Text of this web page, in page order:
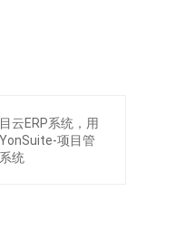
云ERP系统，用
项目管
统